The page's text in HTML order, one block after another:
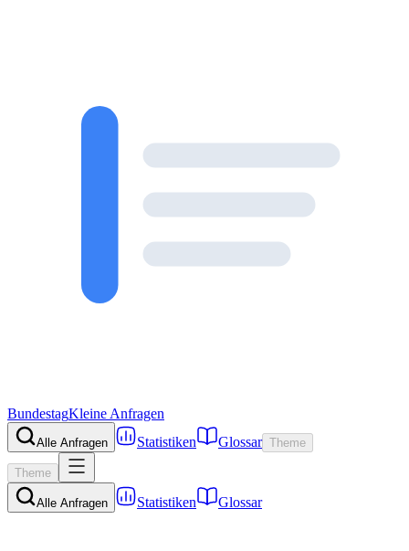
BundestagKleine Anfragen
Alle Anfragen Statistiken Glossar Theme
Theme
Alle Anfragen Statistiken Glossar